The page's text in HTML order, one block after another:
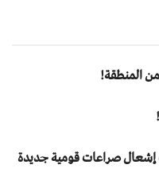
المنطقة!
إشعال صراعات قومية جديدة